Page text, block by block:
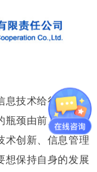
息技术给行业带来
瓶颈由前几年的原
术创新、信息管理
想保持自身的发展